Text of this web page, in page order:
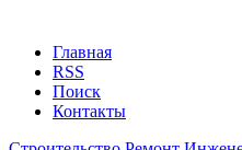
Главная
RSS
Поиск
Контакты